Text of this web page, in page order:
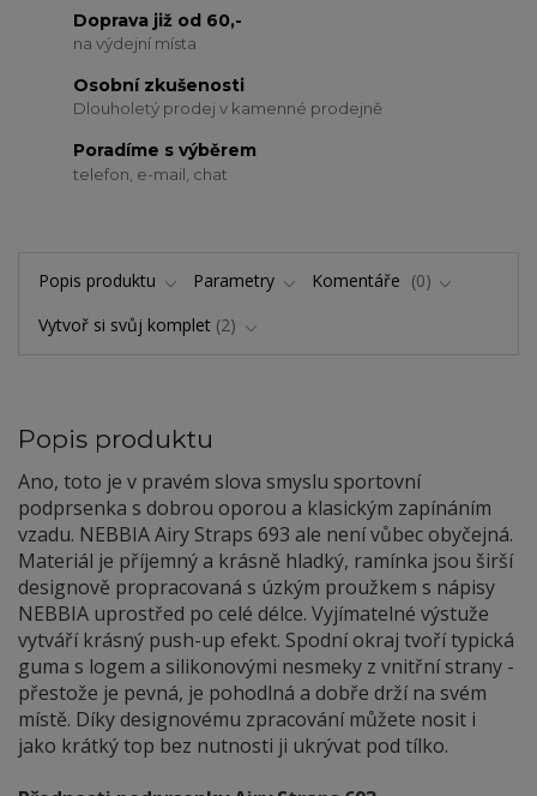
Doprava již od 60,-
na výdejní místa
Osobní zkušenosti
Dlouholetý prodej v kamenné prodejně
Poradíme s výběrem
telefon, e-mail, chat
Popis produktu Parametry Komentáře
0
Vytvoř si svůj komplet 2
Popis produktu
Ano, toto je v pravém slova smyslu sportovní
podprsenka s dobrou oporou a klasickým zapínáním
vzadu. NEBBIA Airy Straps 693 ale není vůbec obyčejná.
Materiál je příjemný a krásně hladký, ramínka jsou širší
designově propracovaná s úzkým proužkem s nápisy
NEBBIA uprostřed po celé délce. Vyjímatelné výstuže
vytváří krásný push-up efekt. Spodní okraj tvoří typická
guma s logem a silikonovými nesmeky z vnitřní strany -
přestože je pevná, je pohodlná a dobře drží na svém
místě. Díky designovému zpracování můžete nosit i
jako krátký top bez nutnosti ji ukrývat pod tílko.